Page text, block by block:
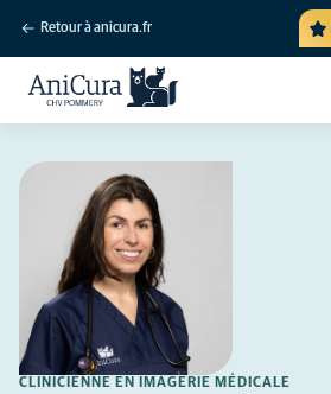
Retour à anicura.fr
CLINICIENNE EN IMAGERIE MÉDICALE